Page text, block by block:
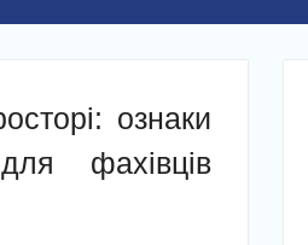
ознаки
фахівців